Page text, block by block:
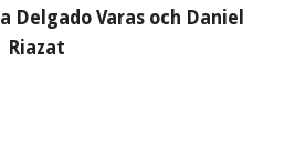
Delgado Varas och Daniel
Riazat